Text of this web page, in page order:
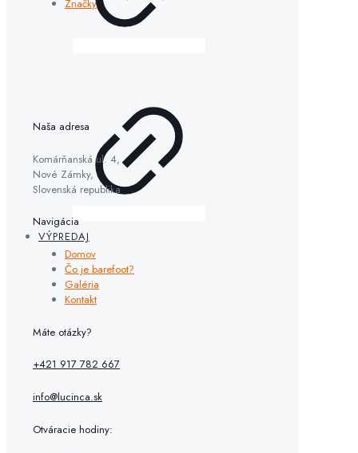
VÝPREDAJ
Značky
Naša adresa
Komárňanská ul. 4,
Nové Zámky,
Slovenská republika
Navigácia
Domov
Čo je barefoot?
Galéria
Kontakt
Máte otázky?
+421 917 782 667
info@lucinca.sk
Otváracie hodiny: